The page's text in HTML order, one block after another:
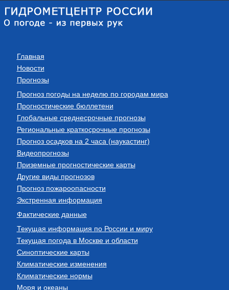
Главная
Новости
Прогнозы
Прогноз погоды на неделю по городам мира
Прогностические бюллетени
Глобальные среднесрочные прогнозы
Региональные краткосрочные прогнозы
Прогноз осадков на 2 часа (наукастинг)
Видеопрогнозы
Приземные прогностические карты
Другие виды прогнозов
Прогноз пожароопасности
Экстренная информация
Фактические данные
Текущая информация по России и миру
Текущая погода в Москве и области
Синоптические карты
Климатические изменения
Климатические нормы
Моря и океаны